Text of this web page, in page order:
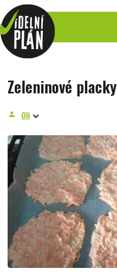
Zeleninové placky
person Oli